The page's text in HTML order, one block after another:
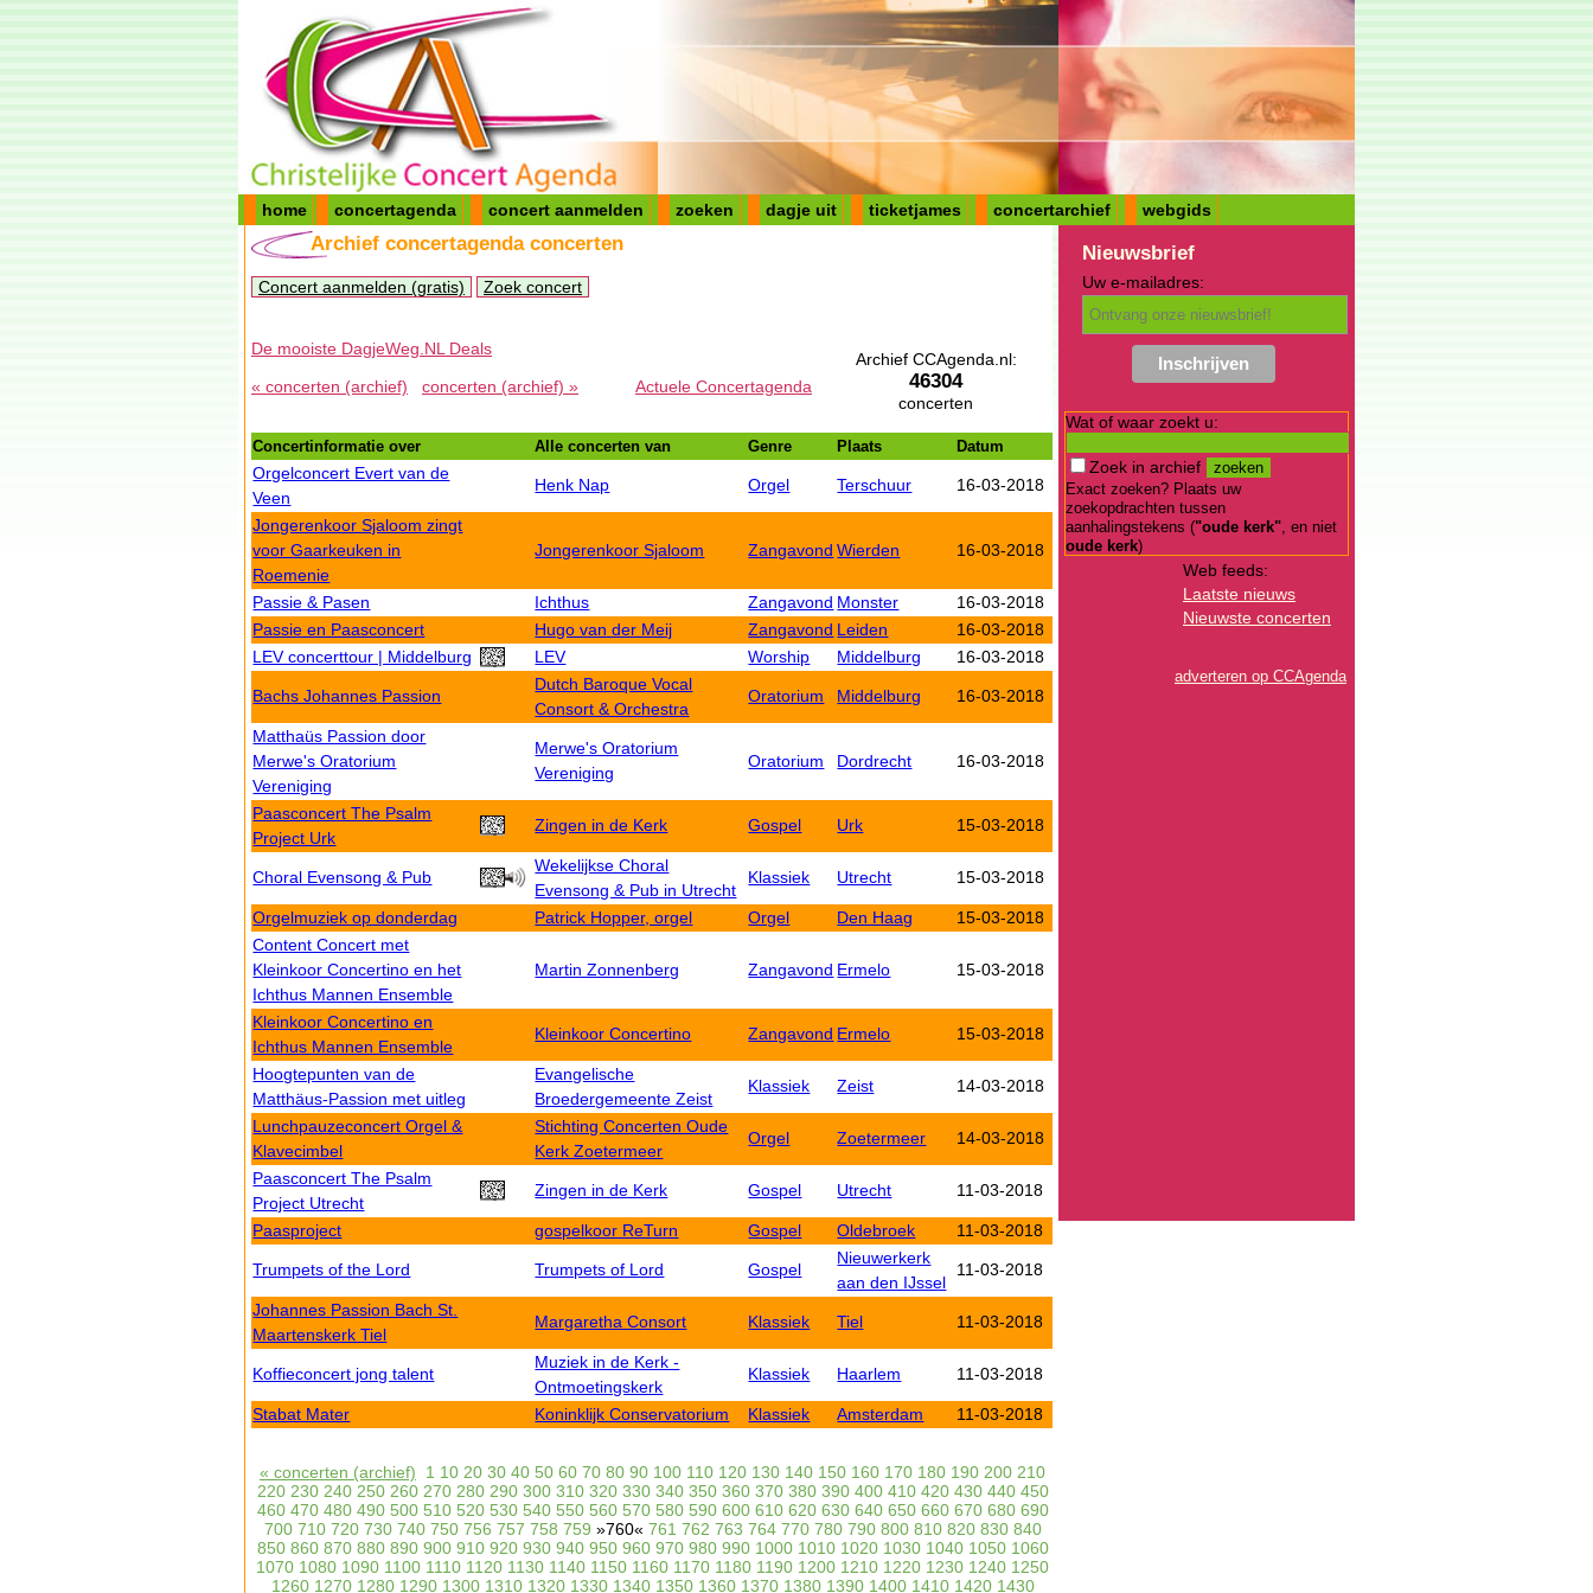
home concertagenda concert aanmelden zoeken dagje uit ticketjames concertarchief webgids
Archief concertagenda concerten
Concert aanmelden (gratis) Zoek concert
Archief CCAgenda.nl:
46304
concerten
De mooiste DagjeWeg.NL Deals
« concerten (archief)
concerten (archief) » Actuele Concertagenda
Concertinformatie over Alle concerten van Genre Plaats Datum
Orgelconcert Evert van de
Veen
Henk Nap Orgel Terschuur 16-03-2018
Jongerenkoor Sjaloom zingt
voor Gaarkeuken in
Roemenie
Jongerenkoor Sjaloom Zangavond Wierden 16-03-2018
Passie & Pasen Ichthus Zangavond Monster
16-03-2018
Passie en Paasconcert
Hugo van der Meij Zangavond Leiden
16-03-2018
LEV concerttour | Middelburg
LEV Worship Middelburg 16-03-2018
Bachs Johannes Passion
Dutch Baroque Vocal
Consort & Orchestra
Oratorium Middelburg 16-03-2018
Matthaüs Passion door
Merwe's Oratorium
Vereniging
Merwe's Oratorium
Vereniging
Oratorium Dordrecht 16-03-2018
Paasconcert The Psalm
Project Urk
Zingen in de Kerk Gospel Urk 15-03-2018
Choral Evensong & Pub
Wekelijkse Choral
Evensong & Pub in Utrecht
Klassiek Utrecht 15-03-2018
Orgelmuziek op donderdag Patrick Hopper, orgel Orgel Den Haag
15-03-2018
Content Concert met
Kleinkoor Concertino en het
Ichthus Mannen Ensemble
Martin Zonnenberg Zangavond Ermelo 15-03-2018
Kleinkoor Concertino en
Ichthus Mannen Ensemble
Kleinkoor Concertino Zangavond Ermelo 15-03-2018
Hoogtepunten van de
Matthäus-Passion met uitleg
Evangelische
Broedergemeente Zeist
Klassiek Zeist 14-03-2018
Lunchpauzeconcert Orgel &
Klavecimbel
Stichting Concerten Oude
Kerk Zoetermeer
Orgel Zoetermeer 14-03-2018
Paasconcert The Psalm
Project Utrecht
Zingen in de Kerk Gospel Utrecht 11-03-2018
Paasproject gospelkoor ReTurn Gospel Oldebroek 11-03-2018
Trumpets of the Lord Trumpets of Lord Gospel
Nieuwerkerk
aan den IJssel
11-03-2018
Johannes Passion Bach St.
Maartenskerk Tiel
Margaretha Consort Klassiek Tiel 11-03-2018
Koffieconcert jong talent
Muziek in de Kerk -
Ontmoetingskerk
Klassiek Haarlem 11-03-2018
Stabat Mater Koninklijk Conservatorium Klassiek Amsterdam 11-03-2018
« concerten (archief) 1 10 20 30 40 50 60 70 80 90 100 110 120 130 140 150 160 170 180 190 200 210
220 230 240 250 260 270 280 290 300 310 320 330 340 350 360 370 380 390 400 410 420 430 440 450
460 470 480 490 500 510 520 530 540 550 560 570 580 590 600 610 620 630 640 650 660 670 680 690
700 710 720 730 740 750 756 757 758 759 »760« 761 762 763 764 770 780 790 800 810 820 830 840
850 860 870 880 890 900 910 920 930 940 950 960 970 980 990 1000 1010 1020 1030 1040 1050 1060
1070 1080 1090 1100 1110 1120 1130 1140 1150 1160 1170 1180 1190 1200 1210 1220 1230 1240 1250
1260 1270 1280 1290 1300 1310 1320 1330 1340 1350 1360 1370 1380 1390 1400 1410 1420 1430
Nieuwsbrief
Uw e-mailadres:
Wat of waar zoekt u:
Zoek in archief
Exact zoeken? Plaats uw
zoekopdrachten tussen
aanhalingstekens ("oude kerk", en niet
oude kerk)
Web feeds:
Laatste nieuws
Nieuwste concerten
adverteren op CCAgenda